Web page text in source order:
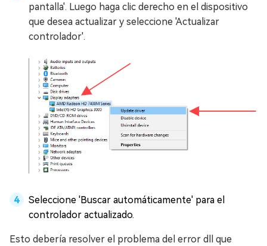
pantalla'. Luego haga clic derecho en el dispositivo
que desea actualizar y seleccione 'Actualizar
controlador'.
Seleccione 'Buscar automáticamente' para el
controlador actualizado.
Esto debería resolver el problema del error dll que